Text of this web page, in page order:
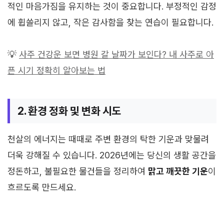
적인 마음가짐을 유지하는 것이 중요합니다. 부정적인 감정
에 휩쓸리지 않고, 작은 감사함을 찾는 연습이 필요합니다.
💡 사주 건강운 보면 병원 갈 날짜가 보인다? 내 사주로 아
픈 시기 정확히 알아보는 법
2. 환경 정화 및 변화 시도
천살의 에너지는 때때로 주변 환경의 탁한 기운과 맞물려
더욱 강해질 수 있습니다. 2026년에는 당신의 생활 공간을
정돈하고, 불필요한 물건들을 정리하여 맑고 깨끗한 기운이
흐르도록 만드세요.